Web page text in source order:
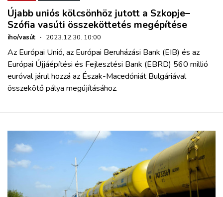
Újabb uniós kölcsönhöz jutott a Szkopje–
Szófia vasúti összeköttetés megépítése
iho/vasút · 2023.12.30. 10:00
Az Európai Unió, az Európai Beruházási Bank (EIB) és az
Európai Újjáépítési és Fejlesztési Bank (EBRD) 560 millió
euróval járul hozzá az Észak-Macedóniát Bulgáriával
összekötő pálya megújításához.